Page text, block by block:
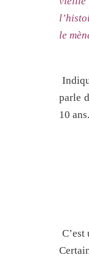
le
parle
10 ans.